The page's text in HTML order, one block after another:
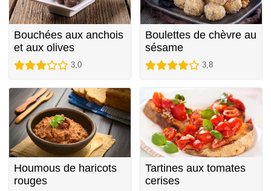
Bouchées aux anchois
et aux olives
3,0
Boulettes de chèvre au
sésame
3,8
Houmous de haricots
rouges
Tartines aux tomates
cerises